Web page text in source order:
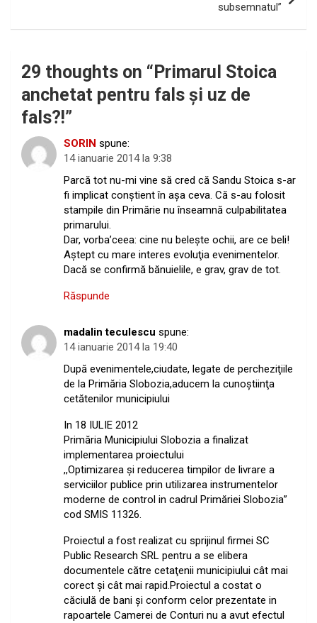
subsemnatul”
29 thoughts on “ Primarul Stoica
anchetat pentru fals și uz de
fals?!”
SORIN spune:
14 ianuarie 2014 la 9:38
Parcă tot nu-mi vine să cred că Sandu Stoica s-ar
fi implicat conştient în aşa ceva. Că s-au folosit
stampile din Primărie nu înseamnă culpabilitatea
primarului.
Dar, vorba’ceea: cine nu beleşte ochii, are ce beli!
Aştept cu mare interes evoluţia evenimentelor.
Dacă se confirmă bănuielile, e grav, grav de tot.
Răspunde
madalin teculescu spune:
14 ianuarie 2014 la 19:40
După evenimentele,ciudate, legate de percheziţiile
de la Primăria Slobozia,aducem la cunoştiinţa
cetătenilor municipiului
In 18 IULIE 2012
Primăria Municipiului Slobozia a finalizat
implementarea proiectului
,,Optimizarea şi reducerea timpilor de livrare a
serviciilor publice prin utilizarea instrumentelor
moderne de control in cadrul Primăriei Slobozia”
cod SMIS 11326.
Proiectul a fost realizat cu sprijinul firmei SC
Public Research SRL pentru a se elibera
documentele către cetaţenii municipiului cât mai
corect şi cât mai rapid.Proiectul a costat o
căciulă de bani şi conform celor prezentate in
rapoartele Camerei de Conturi nu a avut efectul